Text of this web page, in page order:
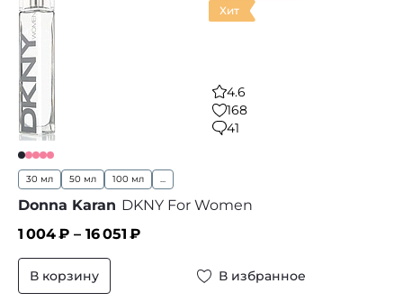
Хит
4.6
168
41
30 мл 50 мл 100 мл ...
Donna Karan DKNY For Women
1 004₽ – 16 051 ₽
В корзину В избранное